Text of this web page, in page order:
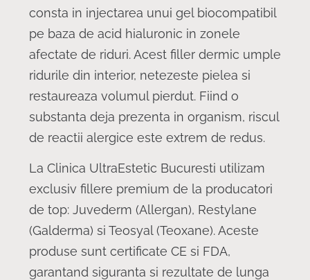
consta in injectarea unui gel biocompatibil
pe baza de acid hialuronic in zonele
afectate de riduri. Acest filler dermic umple
ridurile din interior, netezeste pielea si
restaureaza volumul pierdut. Fiind o
substanta deja prezenta in organism, riscul
de reactii alergice este extrem de redus.
La Clinica UltraEstetic Bucuresti utilizam
exclusiv fillere premium de la producatori
de top: Juvederm (Allergan), Restylane
(Galderma) si Teosyal (Teoxane). Aceste
produse sunt certificate CE si FDA,
garantand siguranta si rezultate de lunga